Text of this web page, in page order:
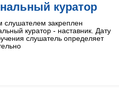
куратор
слушателем закреплен
куратор - наставник. Дату
слушатель определяет